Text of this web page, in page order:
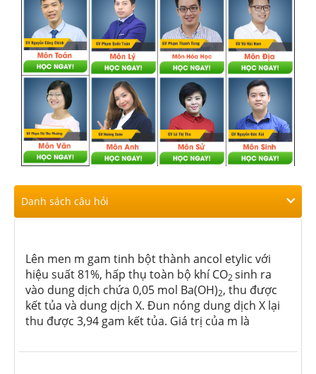
Danh sách câu hỏi
Lên men m gam tinh bột thành ancol etylic với
hiệu suất 81%, hấp thụ toàn bộ khí CO2sinh ra
vào dung dịch chứa 0,05 mol Ba(OH)2, thu được
kết tủa và dung dịch X. Đun nóng dung dịch X lại
thu được 3,94 gam kết tủa. Giá trị của m là